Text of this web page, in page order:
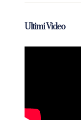
Ultimi Video